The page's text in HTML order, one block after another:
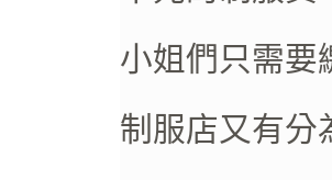
小姐們只需要
制服店又有分